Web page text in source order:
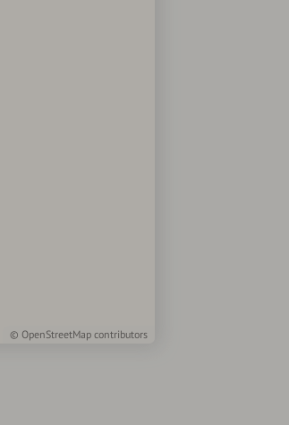
© OpenStreetMap contributors